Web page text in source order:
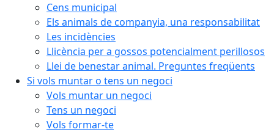
Cens municipal
Els animals de companyia, una responsabilitat
Les incidències
Llicència per a gossos potencialment perillosos
Llei de benestar animal. Preguntes freqüents
Si vols muntar o tens un negoci
Vols muntar un negoci
Tens un negoci
Vols formar-te